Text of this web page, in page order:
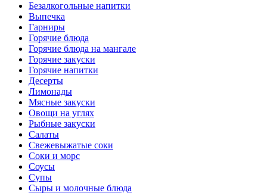
Безалкогольные напитки
Выпечка
Гарниры
Горячие блюда
Горячие блюда на мангале
Горячие закуски
Горячие напитки
Десерты
Лимонады
Мясные закуски
Овощи на углях
Рыбные закуски
Салаты
Свежевыжатые соки
Соки и морс
Соусы
Супы
Сыры и молочные блюда